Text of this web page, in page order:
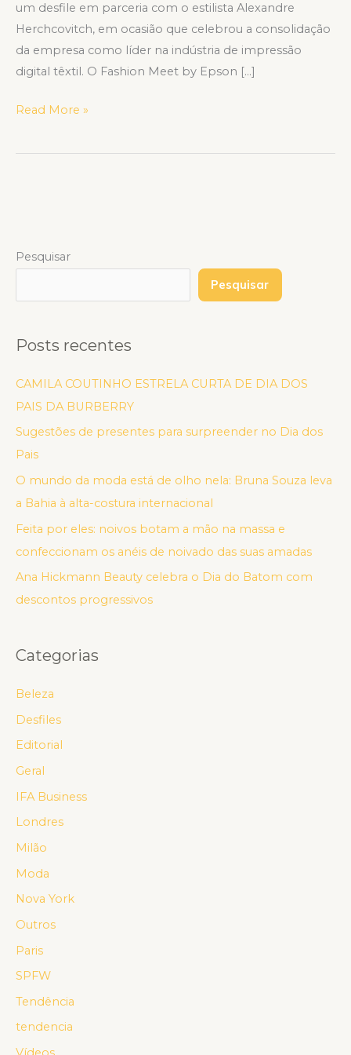
um desfile em parceria com o estilista Alexandre
Herchcovitch, em ocasião que celebrou a consolidação
da empresa como líder na indústria de impressão
digital têxtil. O Fashion Meet by Epson […]
Read More »
Pesquisar
Pesquisar
Posts recentes
CAMILA COUTINHO ESTRELA CURTA DE DIA DOS
PAIS DA BURBERRY
Sugestões de presentes para surpreender no Dia dos
Pais
O mundo da moda está de olho nela: Bruna Souza leva
a Bahia à alta-costura internacional
Feita por eles: noivos botam a mão na massa e
confeccionam os anéis de noivado das suas amadas
Ana Hickmann Beauty celebra o Dia do Batom com
descontos progressivos
Categorias
Beleza
Desfiles
Editorial
Geral
IFA Business
Londres
Milão
Moda
Nova York
Outros
Paris
SPFW
Tendência
tendencia